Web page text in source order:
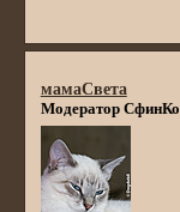
мамаСвета
Модератор СфинКо